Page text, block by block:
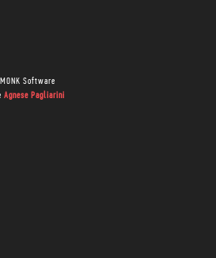
MONK Software
Agnese Pagliarini